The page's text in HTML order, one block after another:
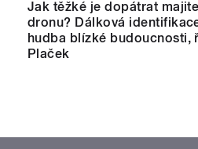
Jak těžké je dopátrat
dronu? Dálková
hudba blízké budoucnosti,
Plaček